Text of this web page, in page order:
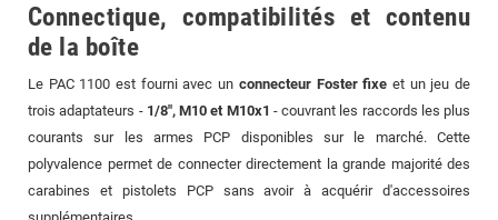
Connectique, compatibilités et contenu
de la boîte
Le PAC 1100 est fourni avec un connecteur Foster fixe et un jeu de
trois adaptateurs - 1/8", M10 et M10x1 - couvrant les raccords les plus
courants sur les armes PCP disponibles sur le marché. Cette
polyvalence permet de connecter directement la grande majorité des
carabines et pistolets PCP sans avoir à acquérir d'accessoires